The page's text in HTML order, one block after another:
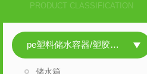
PRODUCT CLASSIFICATION
pe塑料储水容器/塑胶储水容器
储水箱